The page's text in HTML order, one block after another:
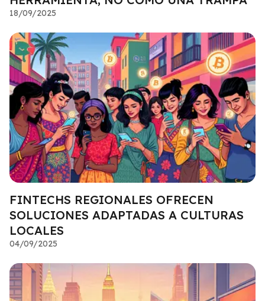
18/09/2025
FINTECHS REGIONALES OFRECEN
SOLUCIONES ADAPTADAS A CULTURAS
LOCALES
04/09/2025